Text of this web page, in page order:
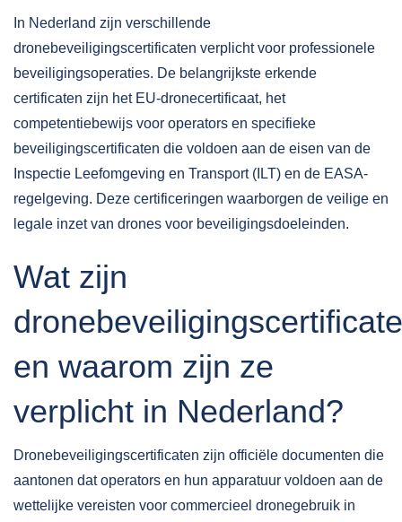
In Nederland zijn verschillende
dronebeveiligingscertificaten verplicht voor professionele
beveiligingsoperaties. De belangrijkste erkende
certificaten zijn het EU-dronecertificaat, het
competentiebewijs voor operators en specifieke
beveiligingscertificaten die voldoen aan de eisen van de
Inspectie Leefomgeving en Transport (ILT) en de EASA-
regelgeving. Deze certificeringen waarborgen de veilige en
legale inzet van drones voor beveiligingsdoeleinden.
Wat zijn
en waarom zijn ze
verplicht in Nederland?
Dronebeveiligingscertificaten zijn officiële documenten die
aantonen dat operators en hun apparatuur voldoen aan de
wettelijke vereisten voor commercieel dronegebruik in